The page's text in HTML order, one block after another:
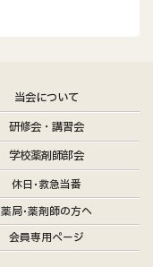
当会について
研修会・講習会
学校薬剤師部会
休日･救急当番
薬局･薬剤師の方へ
会員専用ページ